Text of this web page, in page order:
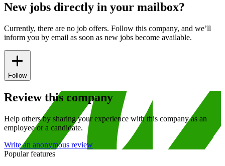
New jobs directly in your mailbox?
Currently, there are no job offers. Follow this company, and we’ll
inform you by email as soon as new jobs become available.
Follow
Review this company
Help others by sharing your experience with this company as an
employee or a candidate.
Write an anonymous review
Popular features